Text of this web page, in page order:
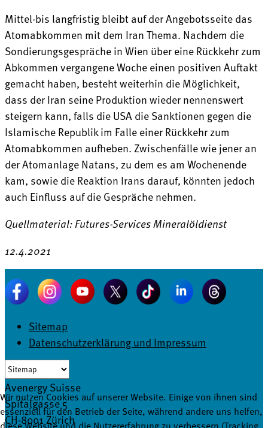
Mittel-bis langfristig bleibt auf der Angebotsseite das
Atomabkommen mit dem Iran Thema. Nachdem die
Sondierungsgespräche in Wien über eine Rückkehr zum
Abkommen vergangene Woche einen positiven Auftakt
gemacht haben, besteht weiterhin die Möglichkeit,
dass der Iran seine Produktion wieder nennenswert
steigern kann, falls die USA die Sanktionen gegen die
Islamische Republik im Falle einer Rückkehr zum
Atomabkommen aufheben. Zwischenfälle wie jener an
der Atomanlage Natans, zu dem es am Wochenende
kam, sowie die Reaktion Irans darauf, könnten jedoch
auch Einfluss auf die Gespräche nehmen.
Quellmaterial: Futures-Services Mineralöldienst
12.4.2021
Sitemap
Datenschutzerklärung und Impressum
Avenergy Suisse
Spitalgasse 5
CH-8001 Zürich
Wir nutzen Cookies auf unserer Website. Einige von ihnen sind
essenziell für den Betrieb der Seite, während andere uns helfen,